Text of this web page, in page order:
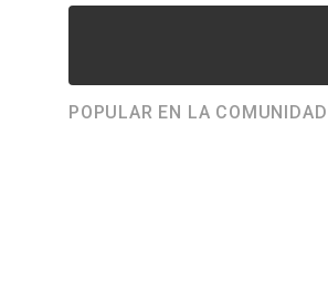
POPULAR EN LA COMUNIDAD